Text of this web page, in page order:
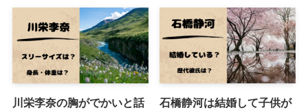
川栄李奈の胸がでかいと話
石橋静河は結婚して子供が